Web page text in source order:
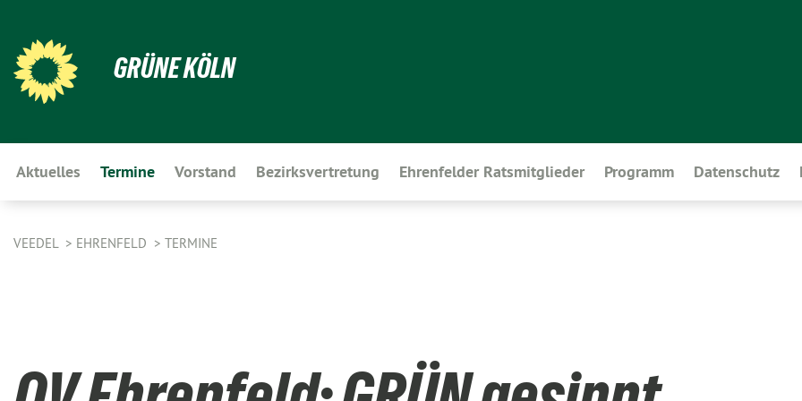
GRÜNE KÖLN
Aktuelles Termine Vorstand Bezirksvertretung Ehrenfelder Ratsmitglieder Programm Datenschutz
VEEDEL EHRENFELD TERMINE